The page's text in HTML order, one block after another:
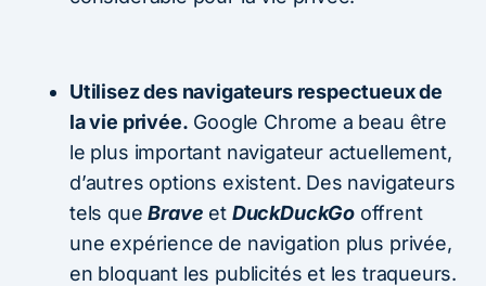
Utilisez des navigateurs respectueux de
la vie privée. Google Chrome a beau être
le plus important navigateur actuellement,
d’autres options existent. Des navigateurs
tels queBrave et DuckDuckGooffrent
une expérience de navigation plus privée,
en bloquant les publicités et les traqueurs.